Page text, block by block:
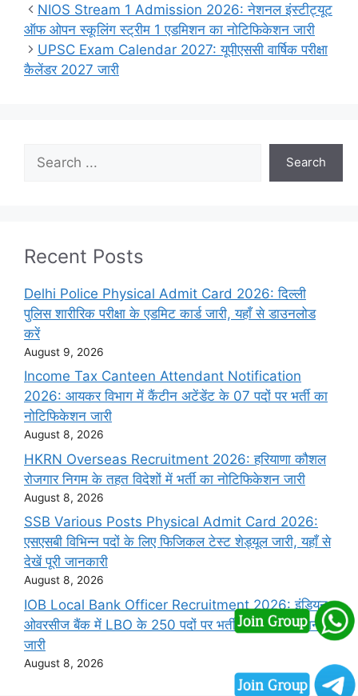
NIOS Stream 1 Admission 2026: नेशनल इंस्टीट्यूट
ऑफ ओपन स्कूलिंग स्ट्रीम 1 एडमिशन का नोटिफिकेशन जारी
UPSC Exam Calendar 2027: यूपीएससी वार्षिक परीक्षा
कैलेंडर 2027 जारी
Search
Recent Posts
Delhi Police Physical Admit Card 2026: दिल्ली
पुलिस शारीरिक परीक्षा के एडमिट कार्ड जारी, यहाँ से डाउनलोड
करें
August 9, 2026
Income Tax Canteen Attendant Notification
2026: आयकर विभाग में कैंटीन अटेंडेंट के 07 पदों पर भर्ती का
नोटिफिकेशन जारी
August 8, 2026
HKRN Overseas Recruitment 2026: हरियाणा कौशल
रोजगार निगम के तहत विदेशों में भर्ती का नोटिफिकेशन जारी
August 8, 2026
SSB Various Posts Physical Admit Card 2026:
एसएसबी विभिन्न पदों के लिए फिजिकल टेस्ट शेड्यूल जारी, यहाँ से
देखें पूरी जानकारी
August 8, 2026
IOB Local Bank Officer Recruitment 2026: इंडियन
ओवरसीज बैंक में LBO के 250 पदों पर भर्ती का नोटिफिकेशन
जारी
August 8, 2026